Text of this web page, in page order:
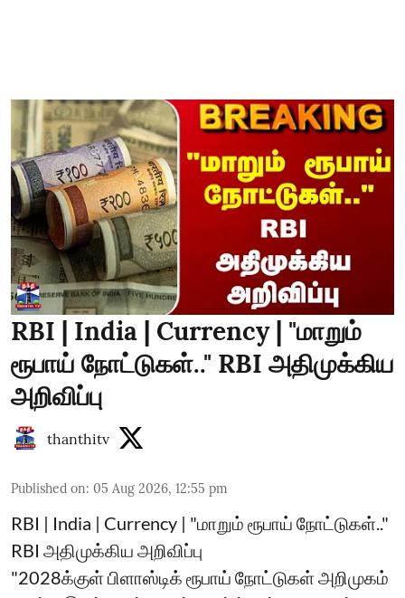
RBI | India | Currency | "மாறும்
ரூபாய் நோட்டுகள்.." RBI அதிமுக்கிய
அறிவிப்பு
thanthitv
Published on: 05 Aug 2026, 12:55 pm
RBI | India | Currency | "மாறும் ரூபாய் நோட்டுகள்.."
RBI அதிமுக்கிய அறிவிப்பு
"2028க்குள் பிளாஸ்டிக் ரூபாய் நோட்டுகள் அறிமுகம்